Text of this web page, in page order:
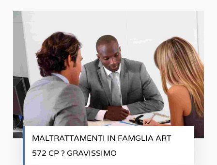
MALTRATTAMENTI IN FAMGLIA ART
572 CP ? GRAVISSIMO